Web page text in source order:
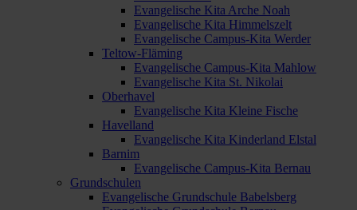
Evangelische Kita Arche Noah
Evangelische Kita Himmelszelt
Evangelische Campus-Kita Werder
Teltow-Fläming
Evangelische Campus-Kita Mahlow
Evangelische Kita St. Nikolai
Oberhavel
Evangelische Kita Kleine Fische
Havelland
Evangelische Kita Kinderland Elstal
Barnim
Evangelische Campus-Kita Bernau
Grundschulen
Evangelische Grundschule Babelsberg